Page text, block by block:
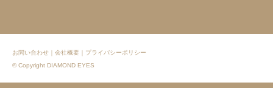
お問い合わせ 会社概要
プライバシーポリシー
© Copyright DIAMOND EYES